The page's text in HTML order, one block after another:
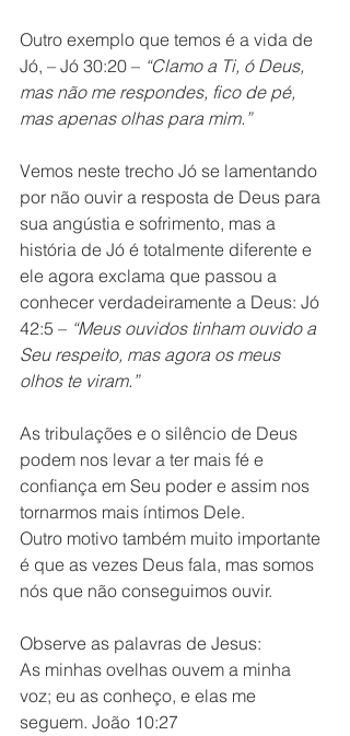
Outro exemplo que temos é a vida de
Jó, – Jó 30:20 – “Clamo a Ti, ó Deus,
mas não me respondes, fico de pé,
mas apenas olhas para mim.”
Vemos neste trecho Jó se lamentando
por não ouvir a resposta de Deus para
sua angústia e sofrimento, mas a
história de Jó é totalmente diferente e
ele agora exclama que passou a
conhecer verdadeiramente a Deus: Jó
42:5 – “Meus ouvidos tinham ouvido a
Seu respeito, mas agora os meus
olhos te viram.”
As tribulações e o silêncio de Deus
podem nos levar a ter mais fé e
confiança em Seu poder e assim nos
tornarmos mais íntimos Dele.
Outro motivo também muito importante
é que as vezes Deus fala, mas somos
nós que não conseguimos ouvir.
Observe as palavras de Jesus:
As minhas ovelhas ouvem a minha
voz; eu as conheço, e elas me
seguem. João 10:27